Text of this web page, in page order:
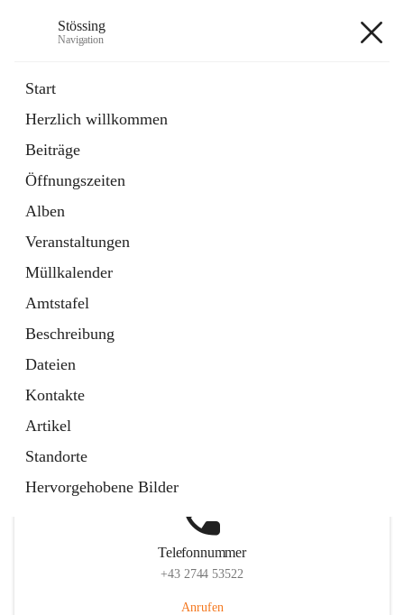
Stössing
Navigation
Start
Herzlich willkommen
Beiträge
Öffnungszeiten
Alben
Veranstaltungen
Müllkalender
Amtstafel
Beschreibung
Dateien
Kontakte
Artikel
Standorte
Hervorgehobene Bilder
Datei
in
Tab
Kindergarten
öffnet
in
neuem
Tab
Telefonnummer
+43 2744 53522
Anrufen